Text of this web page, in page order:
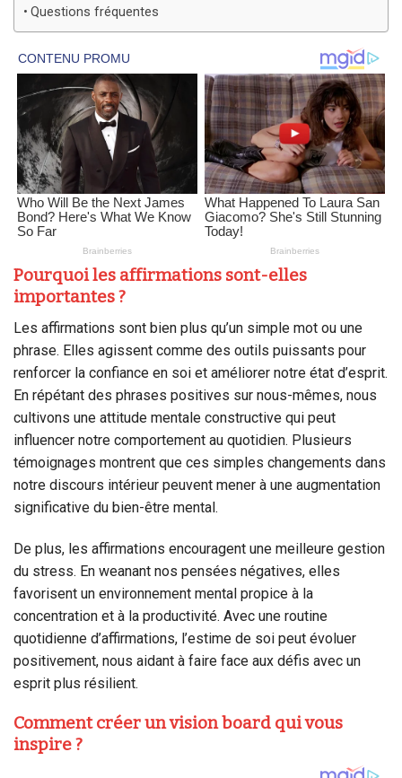
Questions fréquentes
Pourquoi les affirmations sont-elles
importantes ?
Les affirmations sont bien plus qu’un simple mot ou une
phrase. Elles agissent comme des outils puissants pour
renforcer la confiance en soi et améliorer notre état d’esprit.
En répétant des phrases positives sur nous-mêmes, nous
cultivons une attitude mentale constructive qui peut
influencer notre comportement au quotidien. Plusieurs
témoignages montrent que ces simples changements dans
notre discours intérieur peuvent mener à une augmentation
significative du bien-être mental.
De plus, les affirmations encouragent une meilleure gestion
du stress. En weanant nos pensées négatives, elles
favorisent un environnement mental propice à la
concentration et à la productivité. Avec une routine
quotidienne d’affirmations, l’estime de soi peut évoluer
positivement, nous aidant à faire face aux défis avec un
esprit plus résilient.
Comment créer un vision board qui vous
inspire ?